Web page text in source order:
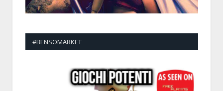
#BENSOMARKET